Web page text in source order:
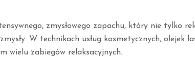
zmysłowego zapachu, który nie tylko
W technikach usług kosmetycznych, olejek
wielu zabiegów relaksacyjnych.